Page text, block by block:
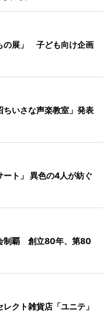
の展」 子ども向け企画
いさな声楽教室」発表
ト」 異色の4人が紡ぐ
制覇 創立80年、第80
クト雑貨店「ユニテ」